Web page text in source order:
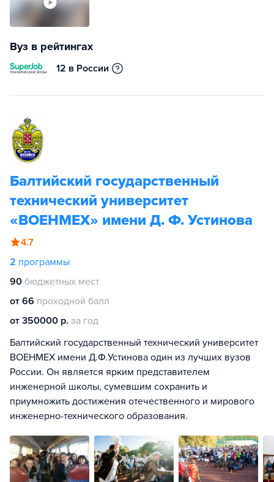
Вуз в рейтингах
12 в России
Балтийский государственный
технический университет
«ВОЕНМЕХ» имени Д. Ф. Устинова
4.7
2 программы
90 бюджетных мест
от 66 проходной балл
от 350000 р. за год
Балтийский государственный технический университет
ВОЕНМЕХ имени Д.Ф.Устинова один из лучших вузов
России. Он является ярким представителем
инженерной школы, сумевшим сохранить и
приумножить достижения отечественного и мирового
инженерно-технического образования.